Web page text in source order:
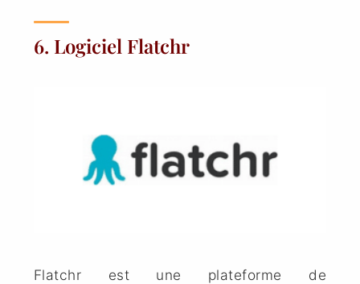
6. Logiciel Flatchr
Flatchr est une plateforme de